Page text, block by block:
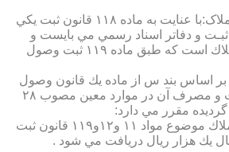
بخش اول – حق الثبت املاک:با عنايت به ماده ۱۱۸ قانون ثبت يكي
ثبـت و دفاتر اسناد رسمي مي بايست و
صول گردد حق الثبت املاك است كه طبق ماده ۱۱۹ ثبت وصول
ثبت كه بر اساس بند س از ماده يك قانون وصول
برخي از درآمدهاي دولت و مصرف آن در موارد معين مصوب ۲۸
براي ثبت ملك دردفتر املاك موضوع مواد ۱۱ و۱۲و۱۱۹ قانون ثبت
يك هزار ريال دريافت مي شود .